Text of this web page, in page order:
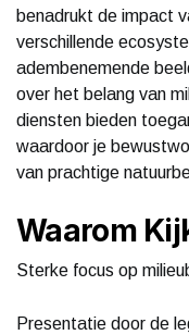
benadrukt de impact
verschillende
adembenemende
over het belang van
diensten bieden
waardoor je
van prachtige
Waarom
Sterke focus op
Presentatie door de